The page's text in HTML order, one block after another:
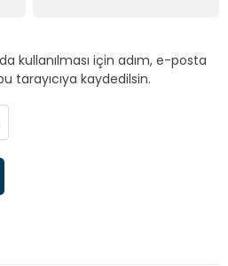
kullanılması için adım, e-posta
tarayıcıya kaydedilsin.